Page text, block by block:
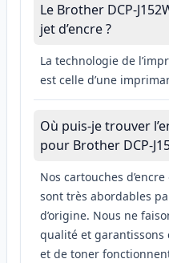
Le Brother DCP-
jet d’encre ?
La technologie de
est celle d’une
Où puis-je trouver
pour Brother DCP-
Nos cartouches
sont très abordables
d’origine. Nous ne
qualité et garantissons
et de toner